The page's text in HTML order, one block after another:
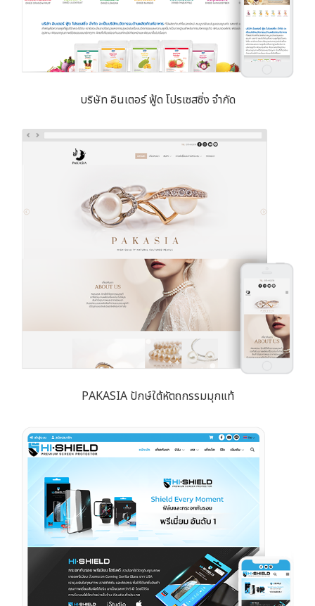
บริษัท อินเตอร์ ฟู้ด โปรเซสซิ่ง จำกัด
PAKASIA ปักษ์ใต้หัตถกรรมมุกแท้